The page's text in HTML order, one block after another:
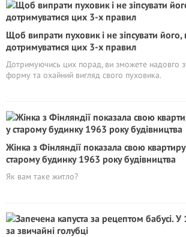
Щоб випрати пуховик і не зіпсувати його,
дотримуватися цих 3-х правил
Дотримуючись цих порад, ви зможете надовго
форму та охайний вигляд свого пуховика.
Жінка з Фінляндії показала свою
старому будинку 1963 року будівництва
Як вам таке житло?